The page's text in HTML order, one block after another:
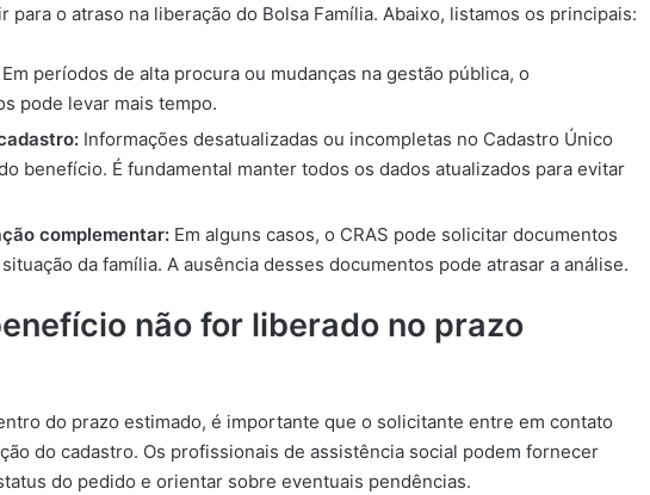
o atraso na liberação do Bolsa Família. Abaixo, listamos os principais:
Em períodos de alta procura ou mudanças na gestão pública, o
pode levar mais tempo.
Informações desatualizadas ou incompletas no Cadastro Único
benefício. É fundamental manter todos os dados atualizados para evitar
complementar: Em alguns casos, o CRAS pode solicitar documentos
da família. A ausência desses documentos pode atrasar a análise.
não for liberado no prazo
do prazo estimado, é importante que o solicitante entre em contato
do cadastro. Os profissionais de assistência social podem fornecer
do pedido e orientar sobre eventuais pendências.